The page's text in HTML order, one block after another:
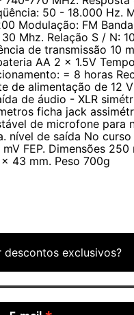
Modelo KM200.
200.
UHF 740-770 MHz.
50 - 18.000 Hz.
30 Mhz.
(A).
50 - 18.000 Hz.
Modulação: FM
Mhz. Relação S / N:
de transmissão 10
AA 2 x 1.5V
= 8 horas
de alimentação de 12
de áudio - XLR
ficha jack
de microfone para
nível de saída No
FEP. Dimensões 250
x 43 mm. Peso 700g
descontos exclusivos?